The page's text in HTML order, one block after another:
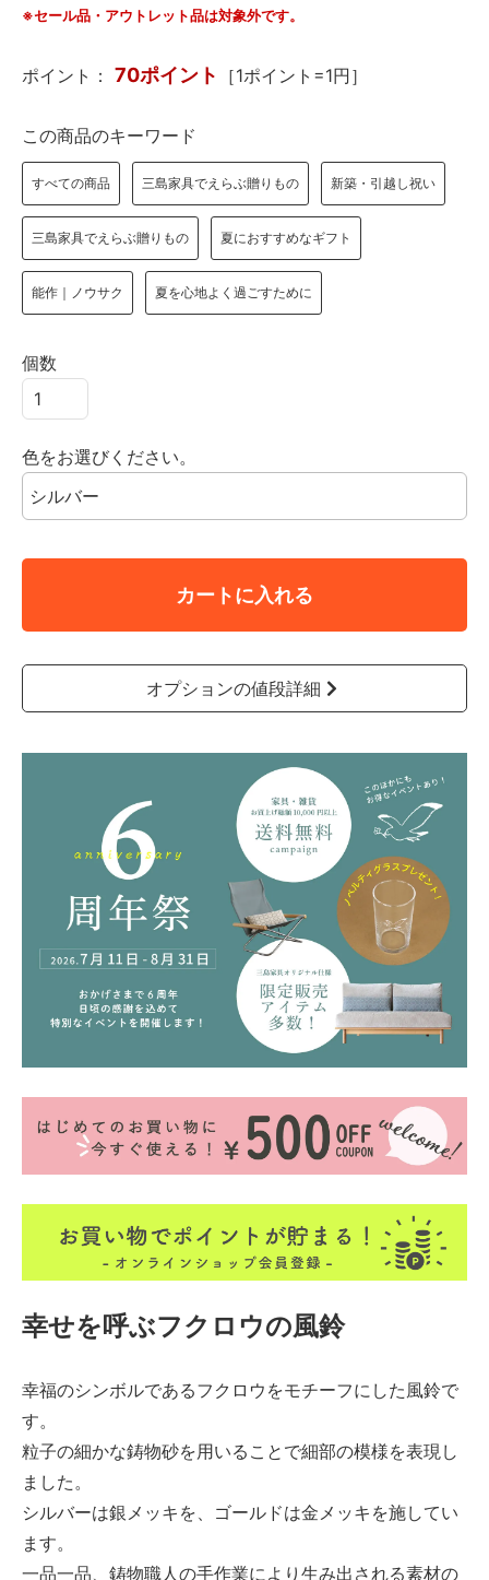
※セール品・アウトレット品は対象外です。
ポイント： 70ポイント ［1ポイント=1円］
この商品のキーワード
すべての商品 三島家具でえらぶ贈りもの 新築・引越し祝い
三島家具でえらぶ贈りもの 夏におすすめなギフト
能作｜ノウサク 夏を心地よく過ごすために
個数
色をお選びください。
カートに入れる
オプションの値段詳細
幸せを呼ぶフクロウの風鈴
幸福のシンボルであるフクロウをモチーフにした風鈴で
す。
粒子の細かな鋳物砂を用いることで細部の模様を表現し
ました。
シルバーは銀メッキを、ゴールドは金メッキを施してい
ます。
一品一品、鋳物職人の手作業により生み出される素材の